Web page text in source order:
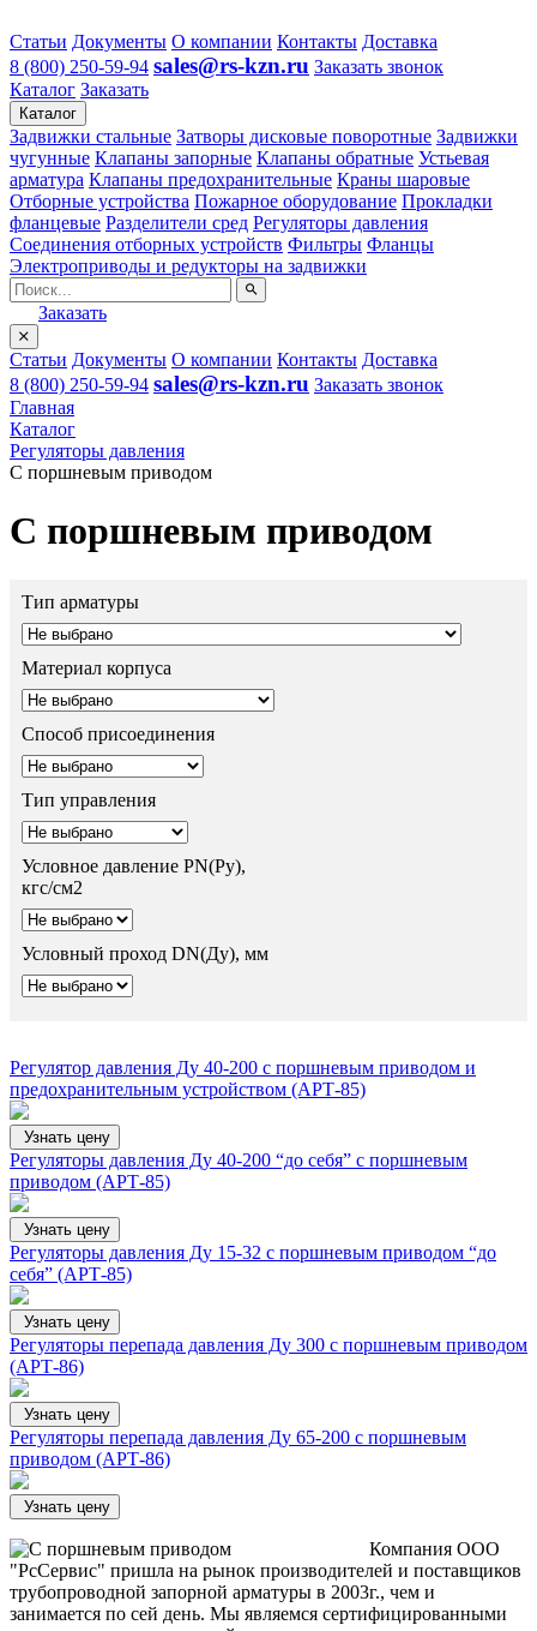
Статьи Документы О компании Контакты Доставка
8 (800) 250-59-94 sales@rs-kzn.ru Заказать звонок
Каталог Заказать
Каталог
Задвижки стальные Затворы дисковые поворотные Задвижки
чугунные Клапаны запорные Клапаны обратные Устьевая
арматура Клапаны предохранительные Краны шаровые
Отборные устройства Пожарное оборудование Прокладки
фланцевые Разделители сред Регуляторы давления
Соединения отборных устройств Фильтры Фланцы
Электроприводы и редукторы на задвижки
Заказать
Статьи Документы О компании Контакты Доставка
8 (800) 250-59-94 sales@rs-kzn.ru Заказать звонок
Главная
Каталог
Регуляторы давления
С поршневым приводом
С поршневым приводом
Тип арматуры
Материал корпуса
Способ присоединения
Тип управления
Условное давление PN(Ру),
кгс/см2
Условный проход DN(Ду), мм
Регулятор давления Ду 40-200 с поршневым приводом и
предохранительным устройством (АРТ-85)
Узнать цену
Регуляторы давления Ду 40-200 “до себя” с поршневым
приводом (АРТ-85)
Узнать цену
Регуляторы давления Ду 15-32 с поршневым приводом “до
себя” (АРТ-85)
Узнать цену
Регуляторы перепада давления Ду 300 с поршневым приводом
(АРТ-86)
Узнать цену
Регуляторы перепада давления Ду 65-200 с поршневым
приводом (АРТ-86)
Узнать цену
Компания ООО
"РсСервис" пришла на рынок производителей и поставщиков
трубопроводной запорной арматуры в 2003г., чем и
занимается по сей день. Мы являемся сертифицированными